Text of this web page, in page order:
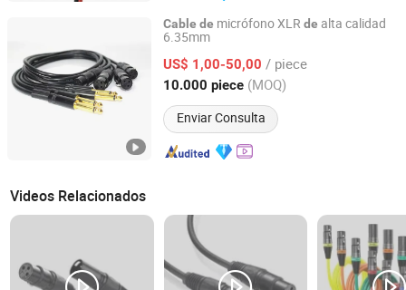
Cable de micrófono XLR de alta calidad
6.35mm
US$ 1,00-50,00 / piece
10.000 piece (MOQ)
Enviar Consulta
Foshan Yixiantian Technology Co., Ltd.
Guangdong, China Desde 2025
Videos Relacionados